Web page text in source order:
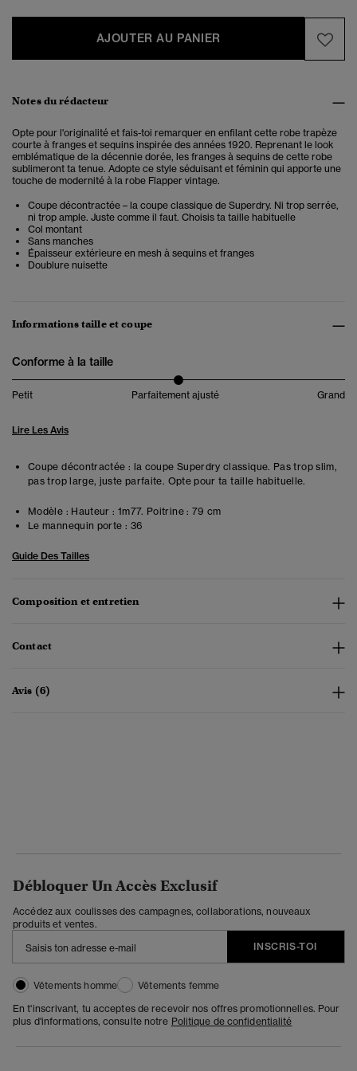
AJOUTER AU PANIER
Notes du rédacteur
Opte pour l'originalité et fais-toi remarquer en enfilant cette robe trapèze
courte à franges et sequins inspirée des années 1920. Reprenant le look
emblématique de la décennie dorée, les franges à sequins de cette robe
sublimeront ta tenue. Adopte ce style séduisant et féminin qui apporte une
touche de modernité à la robe Flapper vintage.
Coupe décontractée – la coupe classique de Superdry. Ni trop serrée,
ni trop ample. Juste comme il faut. Choisis ta taille habituelle
Col montant
Sans manches
Épaisseur extérieure en mesh à sequins et franges
Doublure nuisette
Informations taille et coupe
Conforme à la taille
Petit Parfaitement ajusté Grand
Lire Les Avis
Coupe décontractée : la coupe Superdry classique. Pas trop slim,
pas trop large, juste parfaite. Opte pour ta taille habituelle.
Modèle : Hauteur : 1m77. Poitrine : 79 cm
Le mannequin porte : 36
Guide Des Tailles
Composition et entretien
Contact
Avis (6)
Débloquer Un Accès Exclusif
Accédez aux coulisses des campagnes, collaborations, nouveaux
produits et ventes.
INSCRIS-TOI
Vêtements homme
Vêtements femme
En t'inscrivant, tu acceptes de recevoir nos offres promotionnelles. Pour
plus d'informations, consulte notre Politique de confidentialité